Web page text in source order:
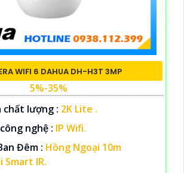
WIFI 6 DAHUA DH-H3T 3MP
5%-35%
lượng : 2K Lite .
nghệ : IP Wifi.
Đêm : Hồng Ngoại 10m
Smart IR.